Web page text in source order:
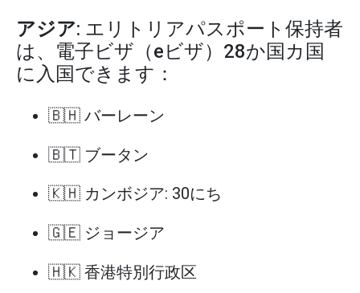
アジア: エリトリアパスポート保持者
は、電子ビザ（eビザ）28か国カ国
に入国できます：
🇧🇭 バーレーン
🇧🇹 ブータン
🇰🇭 カンボジア: 30にち
🇬🇪 ジョージア
🇭🇰 香港特別行政区